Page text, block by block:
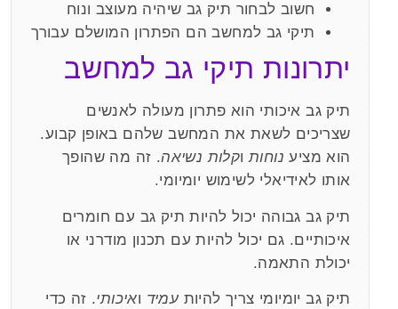
חשוב לבחור תיק גב שיהיה מעוצב ונוח
תיקי גב למחשב הם הפתרון המושלם עבורך
יתרונות תיקי גב למחשב
תיק גב איכותי הוא פתרון מעולה לאנשים
שצריכים לשאת את המחשב שלהם באופן קבוע.
הוא מציע נוחותוקלות נשיאה. זה מה שהופך
אותו לאידיאלי לשימוש יומיומי.
תיק גב גבוהה יכול להיות תיק גב עם חומרים
איכותיים. גם יכול להיות עם תכנון מודרני או
יכולת התאמה.
תיק גב יומיומי צריך להיות עמיד ואיכותי. זה כדי